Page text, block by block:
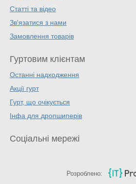
Статті та відео
Зв'язатися з нами
Замовлення товарів
Гуртовим клієнтам
Останні надходження
Акції гурт
Гурт, що очікується
Інфа для дропшиперів
Соціальні мережі
Розроблено: